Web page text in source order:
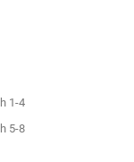
1-4
5-8